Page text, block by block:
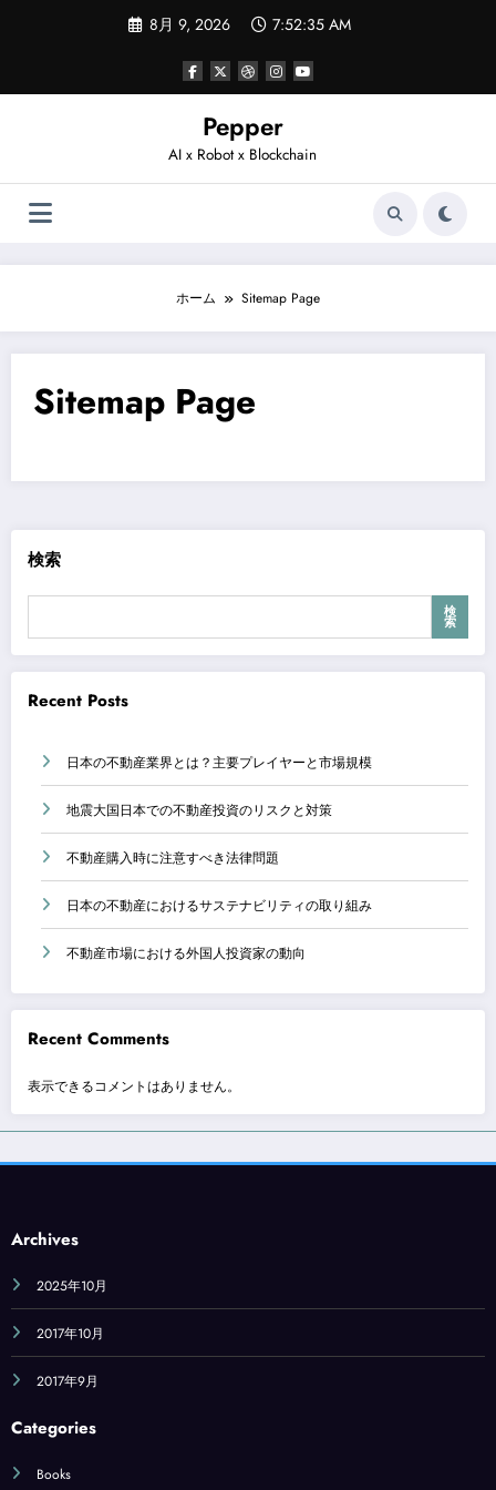
ツ
8月 9, 2026 7:52:35 AM
Pepper
AI x Robot x Blockchain
ホーム Sitemap Page
Sitemap Page
検索
検
索
Recent Posts
日本の不動産業界とは？主要プレイヤーと市場規模
地震大国日本での不動産投資のリスクと対策
不動産購入時に注意すべき法律問題
日本の不動産におけるサステナビリティの取り組み
不動産市場における外国人投資家の動向
Recent Comments
表示できるコメントはありません。
Archives
2025年10月
2017年10月
2017年9月
Categories
Books